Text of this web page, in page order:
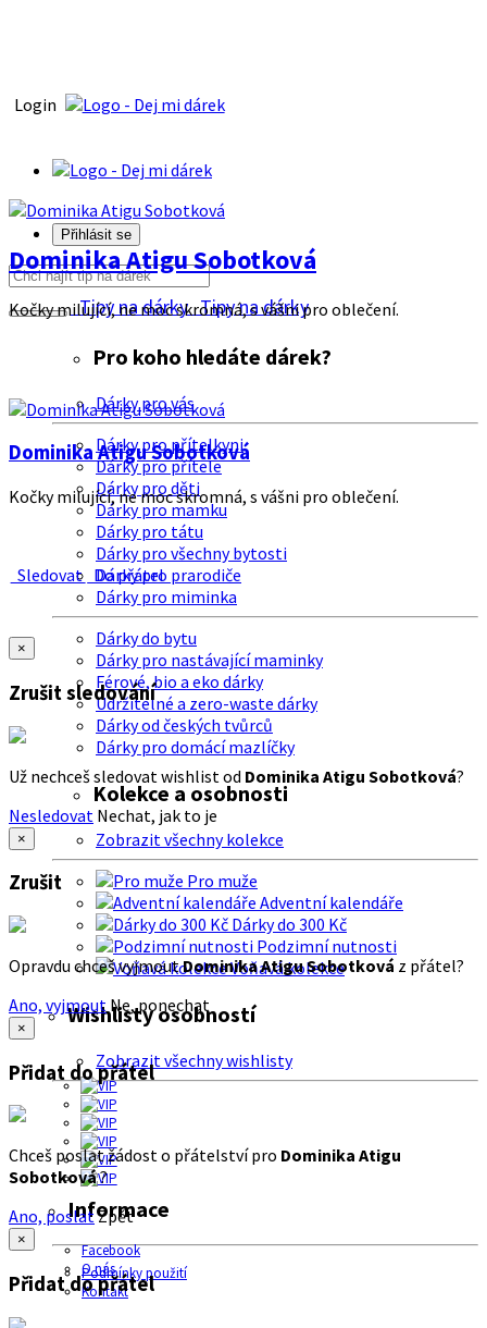
Login
Přihlásit se
Tipy na dárkyTipy na dárky
Pro koho hledáte dárek?
Dárky pro vás
Dárky pro přítelkyni
Dárky pro přítele
Dárky pro děti
Dárky pro mamku
Dárky pro tátu
Dárky pro všechny bytosti
Dárky pro prarodiče
Dárky pro miminka
Dárky do bytu
Dárky pro nastávající maminky
Férové, bio a eko dárky
Udržitelné a zero-waste dárky
Dárky od českých tvůrců
Dárky pro domácí mazlíčky
Kolekce a osobnosti
Zobrazit všechny kolekce
Pro muže
Adventní kalendáře
Dárky do 300 Kč
Podzimní nutnosti
Voňavá kolekce
Wishlisty osobností
Zobrazit všechny wishlisty
Informace
Facebook
O nás
Podmínky použití
Kontakt
Dominika Atigu Sobotková
Kočky milující, ne moc skromná, s vášni pro oblečení.
Dominika Atigu Sobotková
Kočky milující, ne moc skromná, s vášni pro oblečení.
Sledovat Do přátel
×
Zrušit sledování
Už nechceš sledovat wishlist od Dominika Atigu Sobotková?
Nesledovat Nechat, jak to je
×
Zrušit
Opravdu chceš vyjmoutDominika Atigu Sobotková z přátel?
Ano, vyjmout Ne, ponechat
×
Přidat do přátel
Chceš poslat žádost o přátelství pro Dominika Atigu
Sobotková?
Ano, poslatZpět
×
Přidat do přátel